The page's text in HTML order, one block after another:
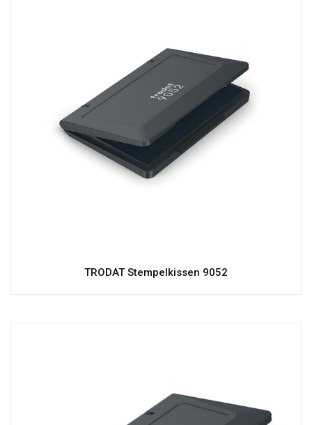
TRODAT Stempelkissen 9052